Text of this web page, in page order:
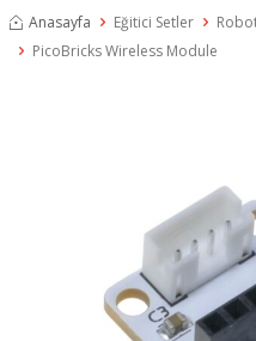
Anasayfa Eğitici Setler
PicoBricks Wireless Module